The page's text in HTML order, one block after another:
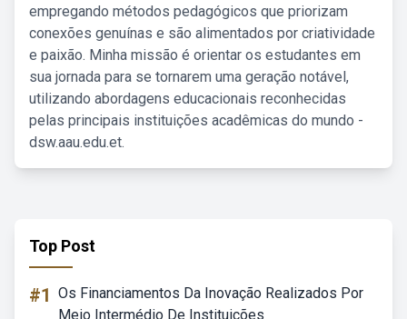
empregando métodos pedagógicos que priorizam
conexões genuínas e são alimentados por criatividade
e paixão. Minha missão é orientar os estudantes em
sua jornada para se tornarem uma geração notável,
utilizando abordagens educacionais reconhecidas
pelas principais instituições acadêmicas do mundo -
dsw.aau.edu.et.
Top Post
#1 Os Financiamentos Da Inovação Realizados Por
Meio Intermédio De Instituições